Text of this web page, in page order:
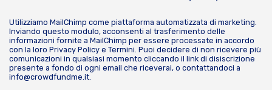
Utilizziamo MailChimp come piattaforma automatizzata di marketing.
Inviando questo modulo, acconsenti al trasferimento delle
informazioni fornite a MailChimp per essere processate in accordo
con la loro Privacy Policy e Termini. Puoi decidere di non ricevere più
comunicazioni in qualsiasi momento cliccando il link di disiscrizione
presente a fondo di ogni email che riceverai, o contattandoci a
info@crowdfundme.it.